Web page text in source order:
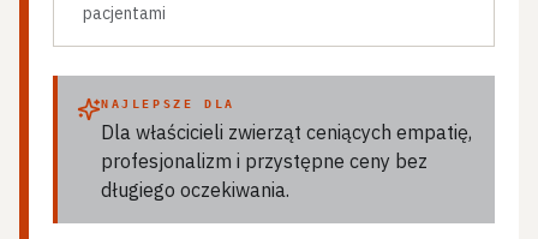
pacjentami
NAJLEPSZE DLA
Dla właścicieli zwierząt ceniących empatię,
profesjonalizm i przystępne ceny bez
długiego oczekiwania.